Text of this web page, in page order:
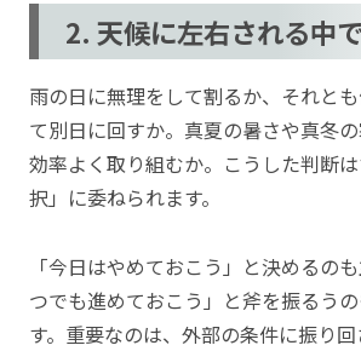
2. 天候に左右される中
雨の日に無理をして割るか、それと
て別日に回すか。真夏の暑さや真冬
効率よく取り組むか。こうした判断
択」に委ねられます。
「今日はやめておこう」と決めるの
つでも進めておこう」と斧を振るう
す。重要なのは、外部の条件に振り